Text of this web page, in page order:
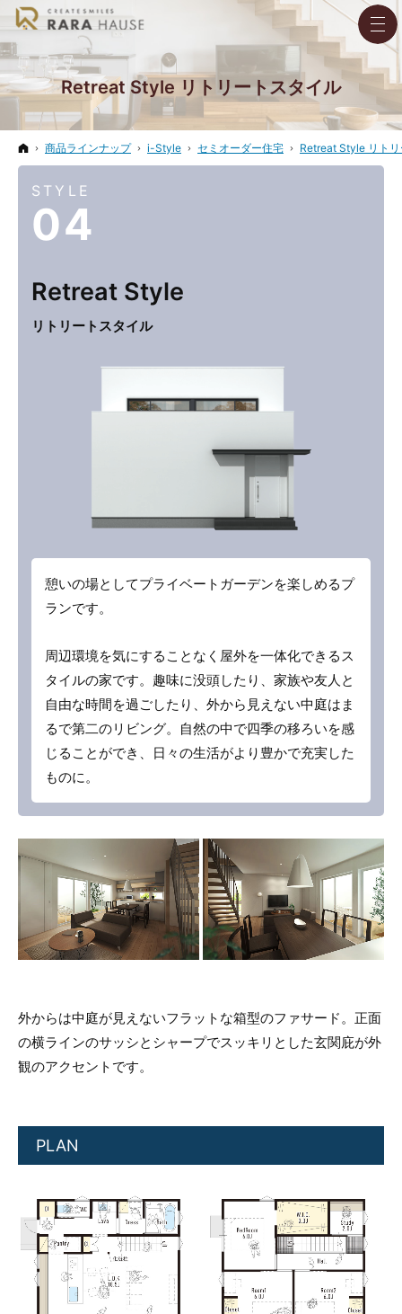
Retreat Style リトリートスタイル
ホーム
商品ラインナップ i-Style セミオーダー住宅 Retreat Style リト
STYLE
04
Retreat Style
リトリートスタイル
憩いの場としてプライベートガーデンを楽しめるプ
ランです。
周辺環境を気にすることなく屋外を一体化できるス
タイルの家です。趣味に没頭したり、家族や友人と
自由な時間を過ごしたり、外から見えない中庭はま
るで第二のリビング。自然の中で四季の移ろいを感
じることができ、日々の生活がより豊かで充実した
ものに。
外からは中庭が見えないフラットな箱型のファサード。正面
の横ラインのサッシとシャープでスッキリとした玄関庇が外
観のアクセントです。
PLAN